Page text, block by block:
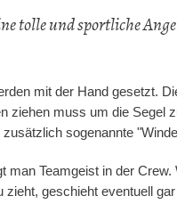
tolle und sportliche
mit der Hand gesetzt.
ziehen muss um die Segel
sogenannte
man Teamgeist in der Crew.
zieht, geschieht eventuell